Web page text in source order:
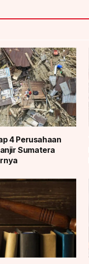
4 Perusahaan
Sumatera